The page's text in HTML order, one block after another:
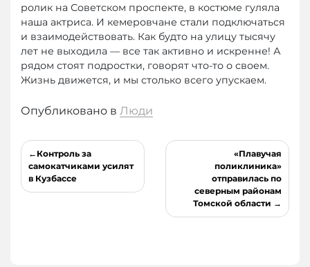
ролик на Советском проспекте, в костюме гуляла
наша актриса. И кемеровчане стали подключаться
и взаимодействовать. Как будто на улицу тысячу
лет не выходила — все так активно и искренне! А
рядом стоят подростки, говорят что-то о своем.
Жизнь движется, и мы столько всего упускаем.
Опубликовано в Люди
Навигация
по
записям
Контроль за
самокатчиками усилят
в Кузбассе
«Плавучая
поликлиника»
отправилась по
северным районам
Томской области